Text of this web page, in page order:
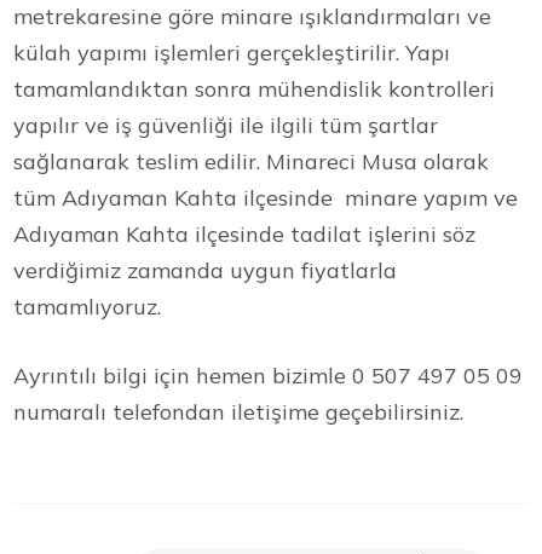
metrekaresine göre minare ışıklandırmaları ve
külah yapımı işlemleri gerçekleştirilir. Yapı
tamamlandıktan sonra mühendislik kontrolleri
yapılır ve iş güvenliği ile ilgili tüm şartlar
sağlanarak teslim edilir. Minareci Musa olarak
tüm Adıyaman Kahta ilçesinde minare yapım ve
Adıyaman Kahta ilçesinde tadilat işlerini söz
verdiğimiz zamanda uygun fiyatlarla
tamamlıyoruz.
Ayrıntılı bilgi için hemen bizimle 0 507 497 05 09
numaralı telefondan iletişime geçebilirsiniz.